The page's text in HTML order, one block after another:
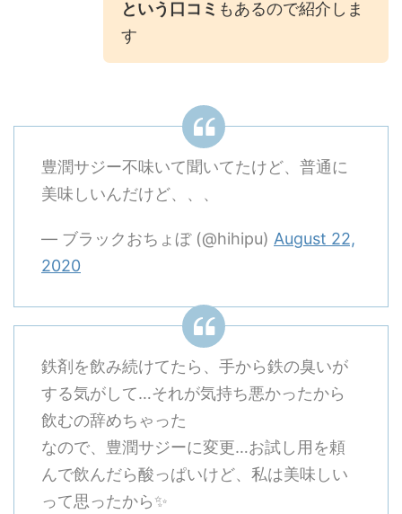
という口コミ もあるので紹介しま
す
豊潤サジー不味いて聞いてたけど、普通に
美味しいんだけど、、、
— ブラックおちょぼ (@hihipu) August 22,
2020
鉄剤を飲み続けてたら、手から鉄の臭いが
する気がして…それが気持ち悪かったから
飲むの辞めちゃった
なので、豊潤サジーに変更…お試し用を頼
んで飲んだら酸っぱいけど、私は美味しい
って思ったから✨